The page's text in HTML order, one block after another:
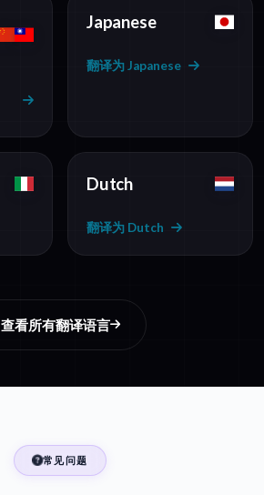
Japanese
翻译为 Japanese
Dutch
翻译为 Dutch
查看所有翻译语言
常见问题